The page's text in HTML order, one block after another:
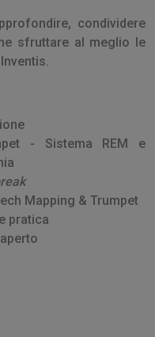
condividere
sfruttare al meglio le
- Sistema REM e
Mapping & Trumpet
pratica